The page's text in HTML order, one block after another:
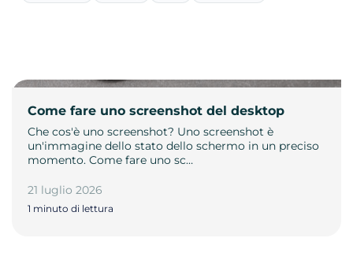
Come fare uno screenshot del desktop
Che cos'è uno screenshot? Uno screenshot è
un'immagine dello stato dello schermo in un preciso
momento. Come fare uno sc…
21 luglio 2026
1 minuto di lettura